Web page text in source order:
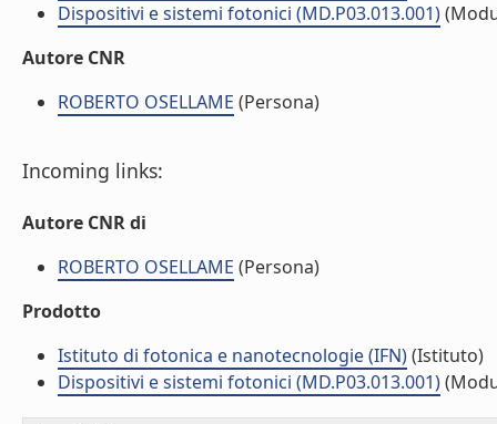
Dispositivi e sistemi fotonici (MD.P03.013.001)
Autore CNR
ROBERTO OSELLAME (Persona)
Incoming links:
Autore CNR di
ROBERTO OSELLAME (Persona)
Prodotto
Istituto di fotonica e nanotecnologie (IFN)(Istituto)
Dispositivi e sistemi fotonici (MD.P03.013.001)